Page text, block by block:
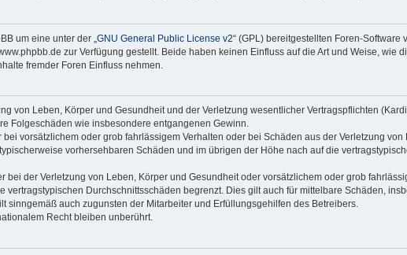
um eine unter der „ GNU General Public License v2“ (GPL) bereitgestellten Foren-
zur Verfügung gestellt. Beide haben keinen Einfluss auf die Art und Weise,
fremder Foren Einfluss nehmen.
von Leben, Körper und Gesundheit und der Verletzung wesentlicher Vertragspflichten
Folgeschäden wie insbesondere entgangenen Gewinn.
vorsätzlichem oder grob fahrlässigem Verhalten oder bei Schäden aus der Verletzung
vorhersehbaren Schäden und im übrigen der Höhe nach auf die
bei der Verletzung von Leben, Körper und Gesundheit oder vorsätzlichem oder grob
vertragstypischen Durchschnittsschäden begrenzt. Dies gilt auch für mittelbare Schäden,
sinngemäß auch zugunsten der Mitarbeiter und Erfüllungsgehilfen des Betreibers.
Recht bleiben unberührt.